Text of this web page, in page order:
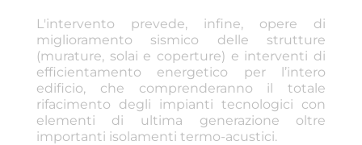
L'intervento prevede, infine, opere di
miglioramento sismico delle strutture
(murature, solai e coperture) e interventi di
efficientamento energetico per l’intero
edificio, che comprenderanno il totale
rifacimento degli impianti tecnologici con
elementi di ultima generazione oltre
importanti isolamenti termo-acustici.